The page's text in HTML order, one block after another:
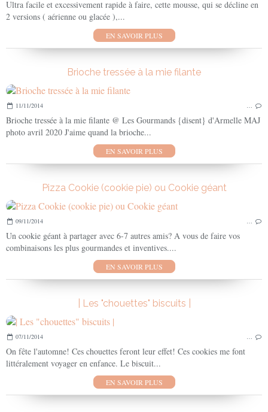
Ultra facile et excessivement rapide à faire, cette mousse, qui se décline en
2 versions ( aérienne ou glacée ),...
EN SAVOIR PLUS
Brioche tressée à la mie filante
11/11/2014 …
Brioche tressée à la mie filante @ Les Gourmands {disent} d'Armelle MAJ
photo avril 2020 J'aime quand la brioche...
EN SAVOIR PLUS
Pizza Cookie (cookie pie) ou Cookie géant
09/11/2014 …
Un cookie géant à partager avec 6-7 autres amis? A vous de faire vos
combinaisons les plus gourmandes et inventives....
EN SAVOIR PLUS
| Les "chouettes" biscuits |
07/11/2014 …
On fête l'automne! Ces chouettes feront leur effet! Ces cookies me font
littéralement voyager en enfance. Le biscuit...
EN SAVOIR PLUS